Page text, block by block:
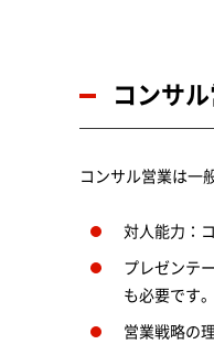
コンサ
コンサル営業は一
対人能力：
プレゼンテ
も必要です。
営業戦略の